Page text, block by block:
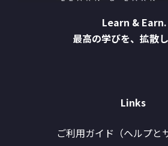
Learn & Earn.
最高の学びを、拡散し
Links
ご利用ガイド（ヘルプと